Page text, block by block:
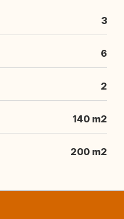
3
6
2
140 m2
200 m2